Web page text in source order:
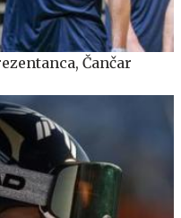
Čančar